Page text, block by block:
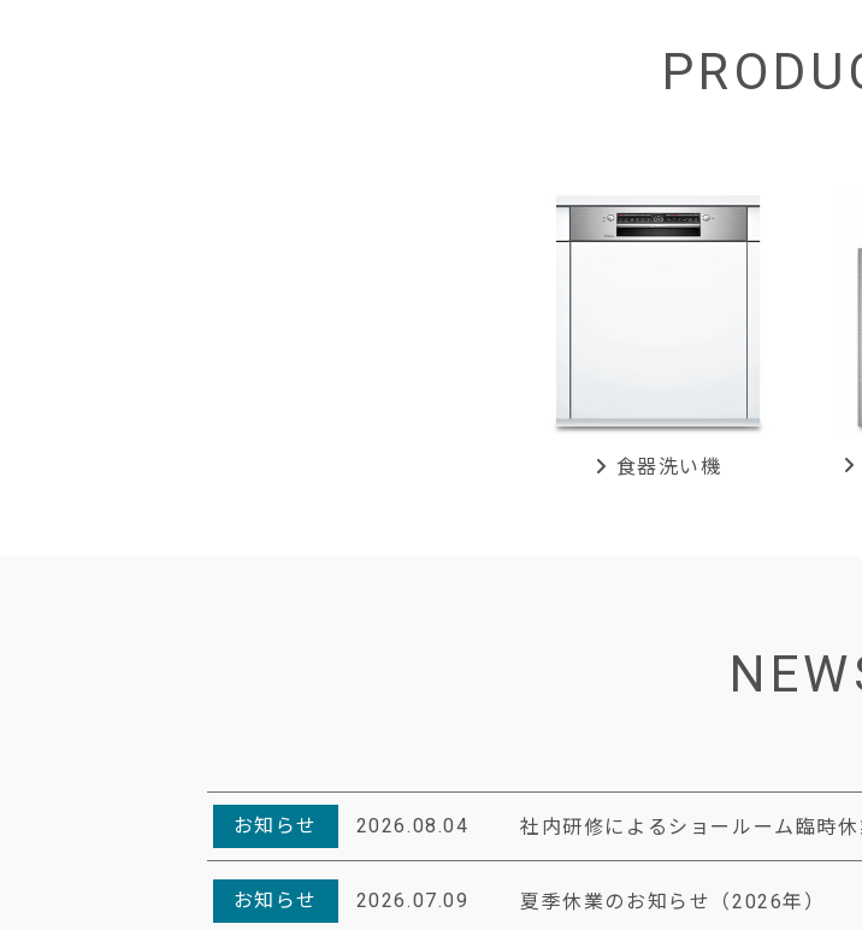
食器洗い機
お知らせ 2026.08.04 社内研修によるショールーム臨時
お知らせ 2026.07.09 夏季休業のお知らせ（2026年）